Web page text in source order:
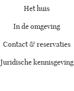
Het huis
In de omgeving
Contact & reservaties
Juridische kennisgeving